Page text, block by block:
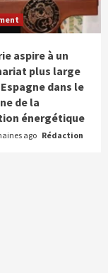
aspire à un
plus large
dans le
de la
énergétique
ago Rédaction